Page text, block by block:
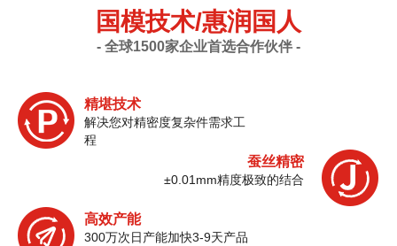
国模技术/惠润国人
- 全球1500家企业首选合作伙伴 -
精堪技术
解决您对精密度复杂件需求工
程
蚕丝精密
±0.01mm精度极致的结合
高效产能
300万次日产能加快3-9天产品